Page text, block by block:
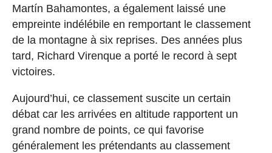
Martín Bahamontes, a également laissé une
empreinte indélébile en remportant le classement
de la montagne à six reprises. Des années plus
tard, Richard Virenque a porté le record à sept
victoires.
Aujourd’hui, ce classement suscite un certain
débat car les arrivées en altitude rapportent un
grand nombre de points, ce qui favorise
généralement les prétendants au classement